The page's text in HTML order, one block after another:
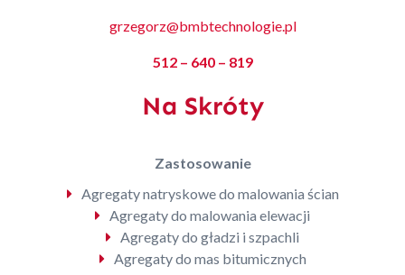
grzegorz@bmbtechnologie.pl
512 – 640 – 819
Na Skróty
Zastosowanie
Agregaty natryskowe do malowania ścian
Agregaty do malowania elewacji
Agregaty do gładzi i szpachli
Agregaty do mas bitumicznych